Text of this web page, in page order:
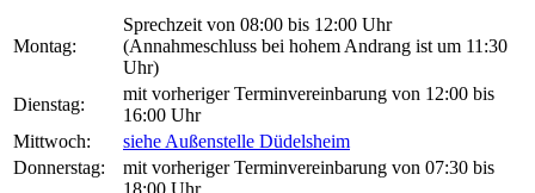
Montag:
Sprechzeit von 08:00 bis 12:00 Uhr
(Annahmeschluss bei hohem Andrang ist um 11:30
Uhr)
Dienstag:
mit vorheriger Terminvereinbarung von 12:00 bis
16:00 Uhr
Mittwoch:
siehe Außenstelle Düdelsheim
Donnerstag:
mit vorheriger Terminvereinbarung von 07:30 bis